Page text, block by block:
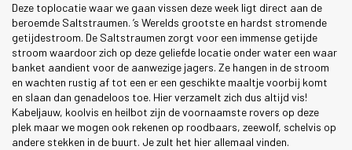
Deze toplocatie waar we gaan vissen deze week ligt direct aan de
beroemde Saltstraumen. ’s Werelds grootste en hardst stromende
getijdestroom. De Saltstraumen zorgt voor een immense getijde
stroom waardoor zich op deze geliefde locatie onder water een waar
banket aandient voor de aanwezige jagers. Ze hangen in de stroom
en wachten rustig af tot een er een geschikte maaltje voorbij komt
en slaan dan genadeloos toe. Hier verzamelt zich dus altijd vis!
Kabeljauw, koolvis en heilbot zijn de voornaamste rovers op deze
plek maar we mogen ook rekenen op roodbaars, zeewolf, schelvis op
andere stekken in de buurt. Je zult het hier allemaal vinden.